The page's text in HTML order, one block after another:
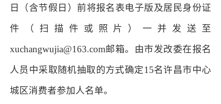
日（含节假日）前将报名表电子版及居民身份证
件（扫描件或照片）一并发送至
xuchangwujia@163.com邮箱。由市发改委在报名
人员中采取随机抽取的方式确定15名许昌市中心
城区消费者参加人名单。